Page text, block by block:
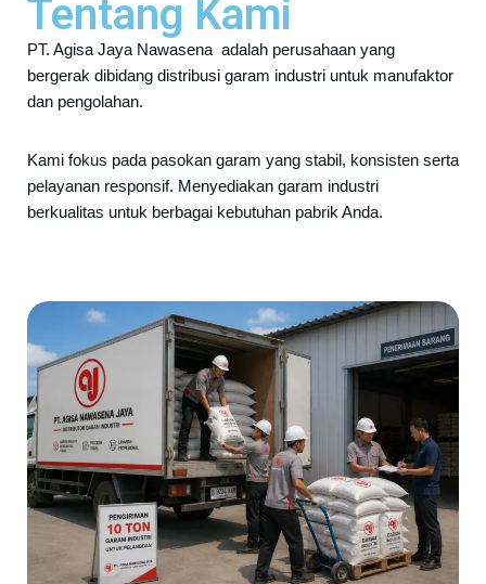
Tentang Kami
PT. Agisa Jaya Nawasena adalah perusahaan yang
bergerak dibidang distribusi garam industri untuk manufaktor
dan pengolahan.
Kami fokus pada pasokan garam yang stabil, konsisten serta
pelayanan responsif. Menyediakan garam industri
berkualitas untuk berbagai kebutuhan pabrik Anda.